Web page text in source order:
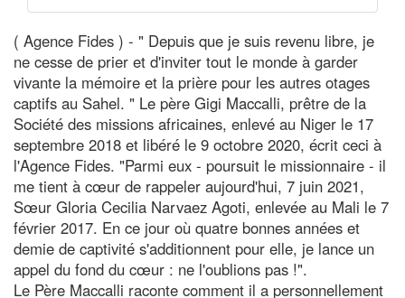
( Agence Fides ) - " Depuis que je suis revenu libre, je
ne cesse de prier et d'inviter tout le monde à garder
vivante la mémoire et la prière pour les autres otages
captifs au Sahel. " Le père Gigi Maccalli, prêtre de la
Société des missions africaines, enlevé au Niger le 17
septembre 2018 et libéré le 9 octobre 2020, écrit ceci à
l'Agence Fides. "Parmi eux - poursuit le missionnaire - il
me tient à cœur de rappeler aujourd'hui, 7 juin 2021,
Sœur Gloria Cecilia Narvaez Agoti, enlevée au Mali le 7
février 2017. En ce jour où quatre bonnes années et
demie de captivité s'additionnent pour elle, je lance un
appel du fond du cœur : ne l'oublions pas !".
Le Père Maccalli raconte comment il a personnellement